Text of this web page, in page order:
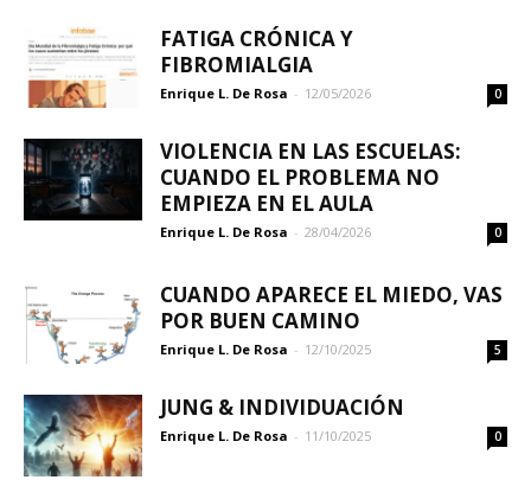
FATIGA CRÓNICA Y
FIBROMIALGIA
Enrique L. De Rosa - 12/05/2026 0
VIOLENCIA EN LAS ESCUELAS:
CUANDO EL PROBLEMA NO
EMPIEZA EN EL AULA
Enrique L. De Rosa - 28/04/2026 0
CUANDO APARECE EL MIEDO, VAS
POR BUEN CAMINO
Enrique L. De Rosa - 12/10/2025 5
JUNG & INDIVIDUACIÓN
Enrique L. De Rosa - 11/10/2025 0